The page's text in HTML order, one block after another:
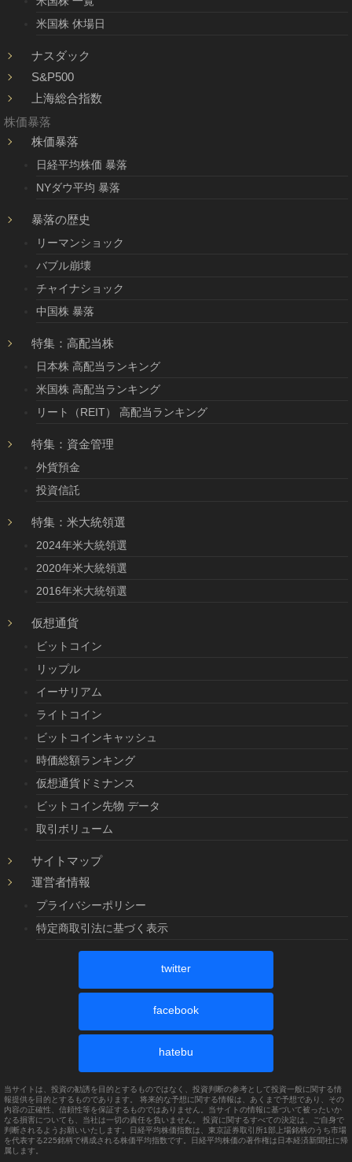
米国株 休場日
ナスダック
S&P500
上海総合指数
株価暴落
株価暴落
日経平均株価 暴落
NYダウ平均 暴落
暴落の歴史
リーマンショック
バブル崩壊
チャイナショック
中国株 暴落
特集：高配当株
日本株 高配当ランキング
米国株 高配当ランキング
リート（REIT） 高配当ランキング
特集：資金管理
外貨預金
投資信託
特集：米大統領選
2024年米大統領選
2020年米大統領選
2016年米大統領選
仮想通貨
ビットコイン
リップル
イーサリアム
ライトコイン
ビットコインキャッシュ
時価総額ランキング
仮想通貨ドミナンス
ビットコイン先物 データ
取引ボリューム
サイトマップ
運営者情報
プライバシーポリシー
特定商取引法に基づく表示
twitter
facebook
hatebu
当サイトは、投資の勧誘を目的とするものではなく、投資判断の参考として投資一般に関する情
報提供を目的とするものであります。 将来的な予想に関する情報は、あくまで予想であり、その
内容の正確性、信頼性等を保証するものではありません。当サイトの情報に基づいて被ったいか
なる損害についても、当社は一切の責任を負いません。 投資に関するすべての決定は、ご自身で
判断されるようお願いいたします。日経平均株価指数は、東京証券取引所1部上場銘柄のうち市場
を代表する225銘柄で構成される株価平均指数です。日経平均株価の著作権は日本経済新聞社に帰
属します。